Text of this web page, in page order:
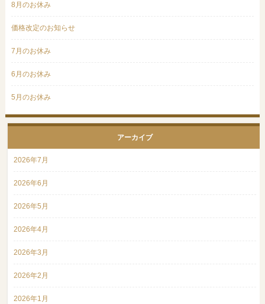
8月のお休み
価格改定のお知らせ
7月のお休み
6月のお休み
5月のお休み
アーカイブ
2026年7月
2026年6月
2026年5月
2026年4月
2026年3月
2026年2月
2026年1月